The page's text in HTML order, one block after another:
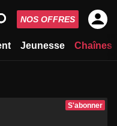
Jeunesse Chaînes
NOS OFFRES
S'abonner